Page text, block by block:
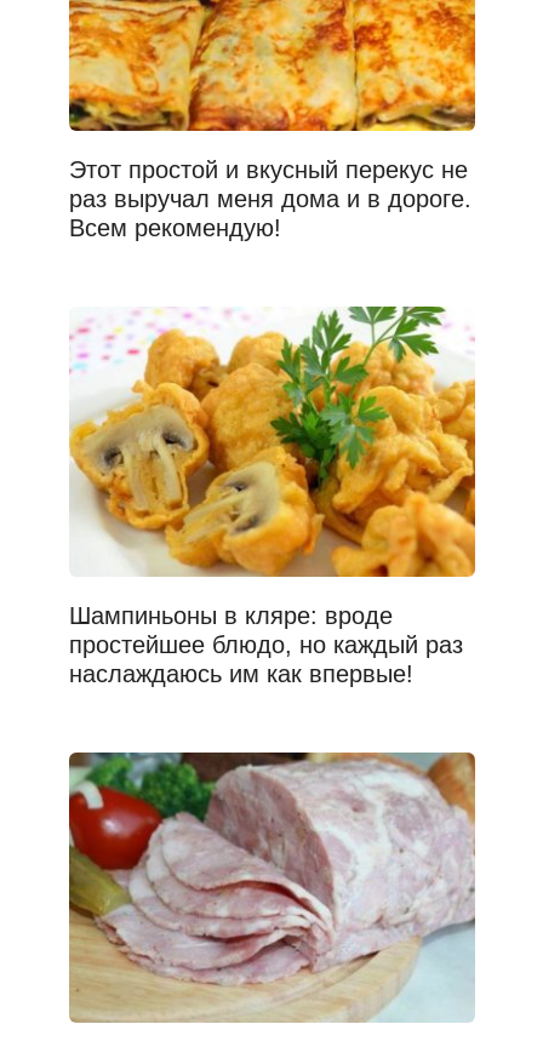
Этот простой и вкусный перекус не
раз выручал меня дома и в дороге.
Всем рекомендую!
Шампиньоны в кляре: вроде
простейшее блюдо, но каждый раз
наслаждаюсь им как впервые!